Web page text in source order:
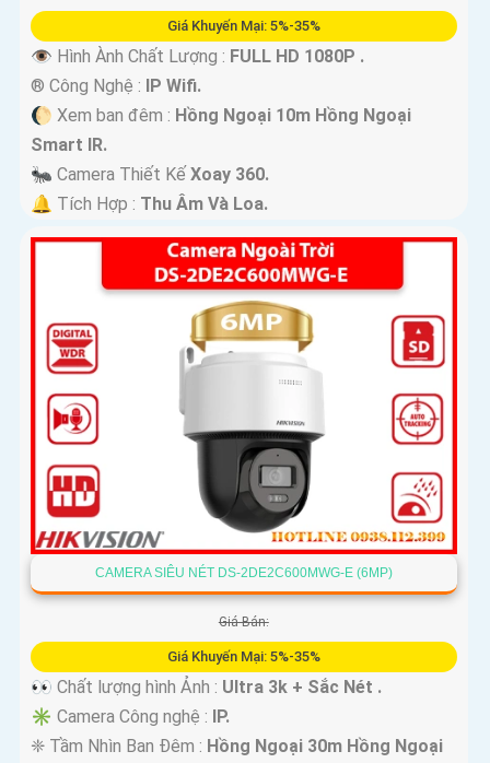
Giá Khuyến Mại: 5%-35%
👁 Hình Ành Chất Lượng : FULL HD 1080P .
®️ Công Nghệ : IP Wifi.
🌔 Xem ban đêm : Hồng Ngoại 10m Hồng Ngoại
Smart IR.
🐜 Camera Thiết Kế Xoay 360.
️🔔 Tích Hợp : Thu Âm Và Loa.
CAMERA SIÊU NÉT DS-2DE2C600MWG-E (6MP)
Giá Bán:
Giá Khuyến Mại: 5%-35%
️
👀 Chất lượng hình Ảnh : Ultra 3k + Sắc Nét .
✳️ Camera Công nghệ : IP.
❈ Tầm Nhìn Ban Đêm : Hồng Ngoại 30m Hồng Ngoại